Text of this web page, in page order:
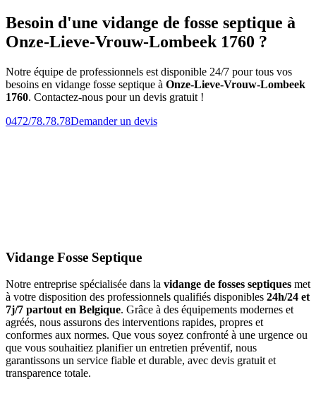
Besoin d'une vidange de fosse septique à
Onze-Lieve-Vrouw-Lombeek 1760 ?
Notre équipe de professionnels est disponible 24/7 pour tous vos
besoins en vidange fosse septique à Onze-Lieve-Vrouw-Lombeek
1760. Contactez-nous pour un devis gratuit !
0472/78.78.78Demander un devis
Vidange Fosse Septique
Notre entreprise spécialisée dans la vidange de fosses septiques met
à votre disposition des professionnels qualifiés disponibles 24h/24 et
7j/7 partout en Belgique. Grâce à des équipements modernes et
agréés, nous assurons des interventions rapides, propres et
conformes aux normes. Que vous soyez confronté à une urgence ou
que vous souhaitiez planifier un entretien préventif, nous
garantissons un service fiable et durable, avec devis gratuit et
transparence totale.